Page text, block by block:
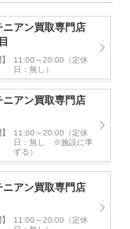
ニアン買取専門店
11:00～20:00（定休
日：無し）
ニアン買取専門店
11:00～20:00（定休
日：無し ※施設に準
ずる）
ニアン買取専門店
11:00～20:00（定休